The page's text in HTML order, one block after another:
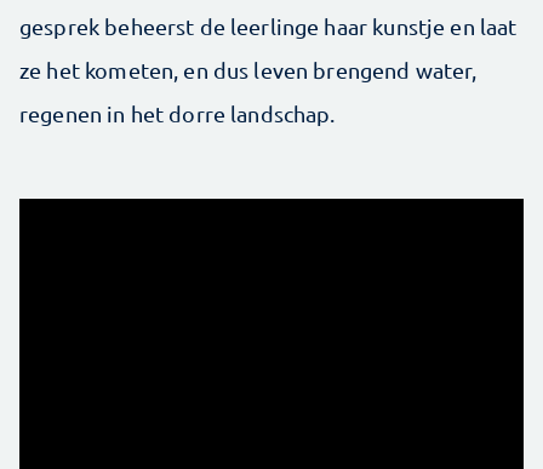
gesprek beheerst de leerlinge haar kunstje en laat
ze het kometen, en dus leven brengend water,
regenen in het dorre landschap.